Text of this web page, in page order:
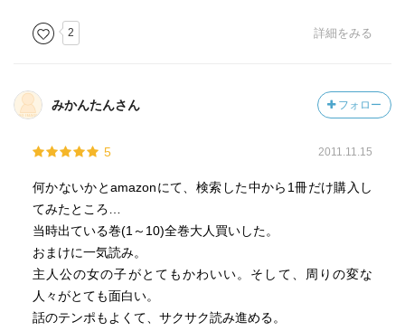
2 詳細をみる
みかんたんさん フォロー
5 2011.11.15
何かないかとamazonにて、検索した中から1冊だけ購入し
てみたところ…
当時出ている巻(1～10)全巻大人買いした。
おまけに一気読み。
主人公の女の子がとてもかわいい。そして、周りの変な
人々がとても面白い。
話のテンポもよくて、サクサク読み進める。